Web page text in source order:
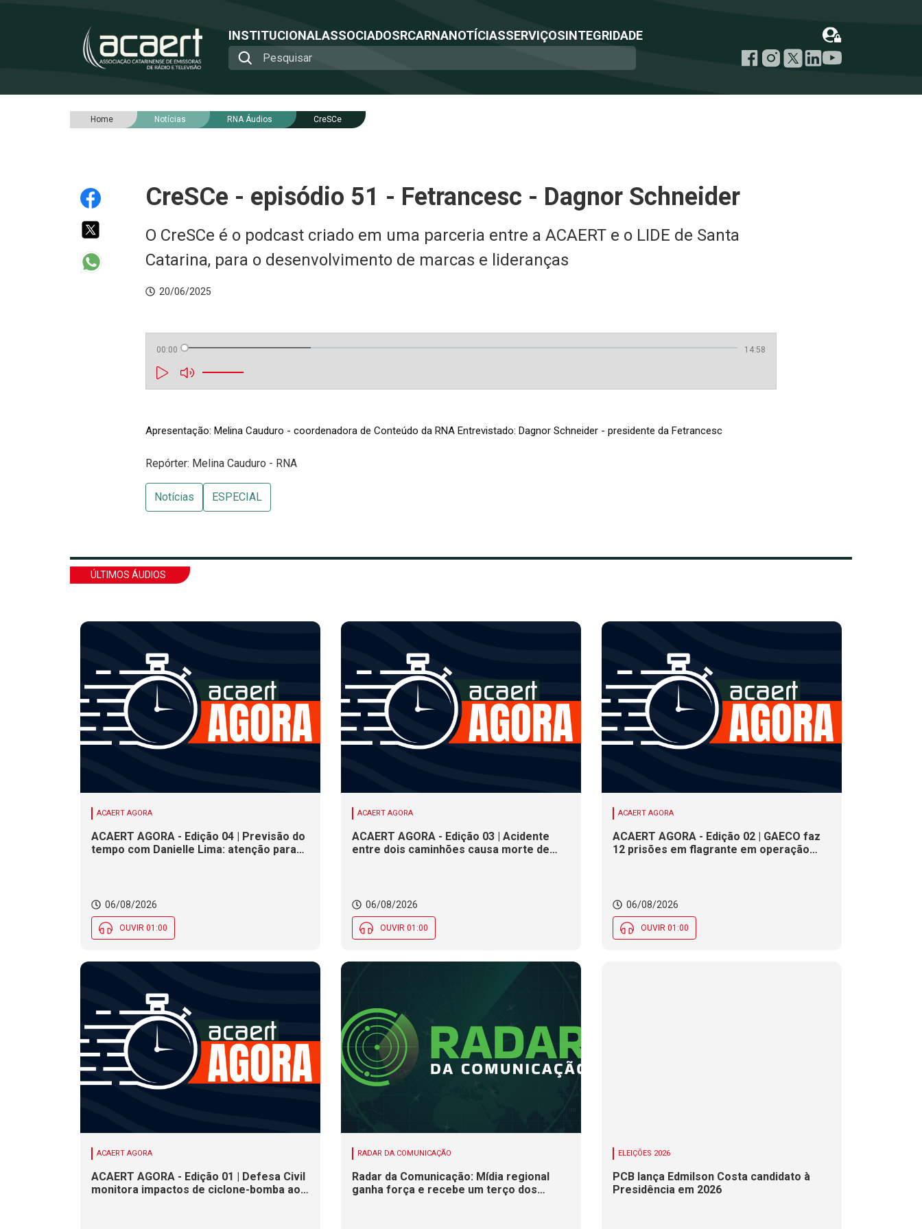
INSTITUCIONALASSOCIADOSRCARNANOTÍCIASSERVIÇOSINTEGRIDADE
Home Notícias RNA Áudios CreSCe
CreSCe - episódio 51 - Fetrancesc - Dagnor Schneider
O CreSCe é o podcast criado em uma parceria entre a ACAERT e o LIDE de Santa
Catarina, para o desenvolvimento de marcas e lideranças
20/06/2025
00:00 14:58
Apresentação: Melina Cauduro - coordenadora de Conteúdo da RNA Entrevistado: Dagnor Schneider - presidente da Fetrancesc
Repórter: Melina Cauduro - RNA
Notícias ESPECIAL
ÚLTIMOS ÁUDIOS
ACAERT AGORA
ACAERT AGORA - Edição 04 | Previsão do
tempo com Danielle Lima: atenção para
06/08/2026
OUVIR 01:00
ACAERT AGORA
ACAERT AGORA - Edição 03 | Acidente
entre dois caminhões causa morte de
Nacional recebe 15 mil pessoas a partir
desta quinta (6) em SC
06/08/2026
OUVIR 01:00
ACAERT AGORA
ACAERT AGORA - Edição 02 | GAECO faz
12 prisões em flagrante em operação
Evento debate tendências da indústria
nacional de cerâmica em SC
06/08/2026
OUVIR 01:00
ACAERT AGORA
ACAERT AGORA - Edição 01 | Defesa Civil
monitora impactos de ciclone-bomba ao
RADAR DA COMUNICAÇÃO
Radar da Comunicação: Mídia regional
ganha força e recebe um terço dos
ELEIÇÕES 2026
PCB lança Edmilson Costa candidato à
Presidência em 2026